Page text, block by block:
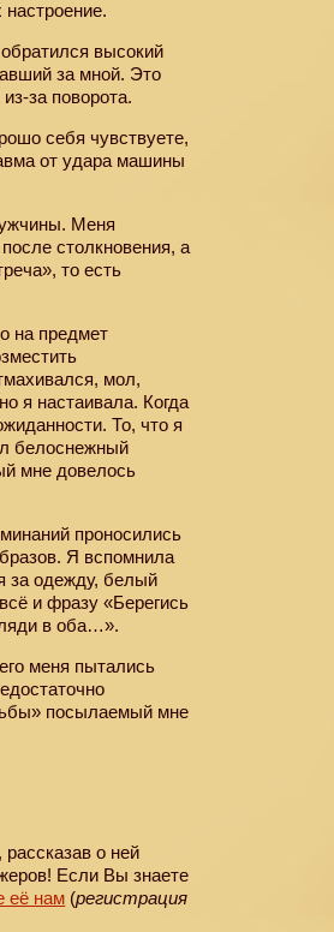
высокий
за мной. Это
за поворота.
себя чувствуете,
от удара машины
Меня
столкновения, а
то есть
на предмет
мол,
я настаивала. Когда
То, что я
белоснежный
мне довелось
проносились
Я вспомнила
за одежду, белый
и фразу «Берегись
в оба…».
меня пытались
посылаемый мне
о ней
Если Вы знаете
её нам (регистрация